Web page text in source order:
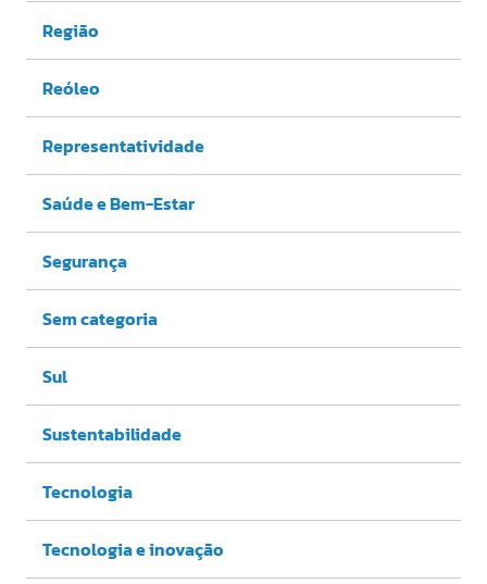
Região
Reóleo
Representatividade
Saúde e Bem-Estar
Segurança
Sem categoria
Sul
Sustentabilidade
Tecnologia
Tecnologia e inovação